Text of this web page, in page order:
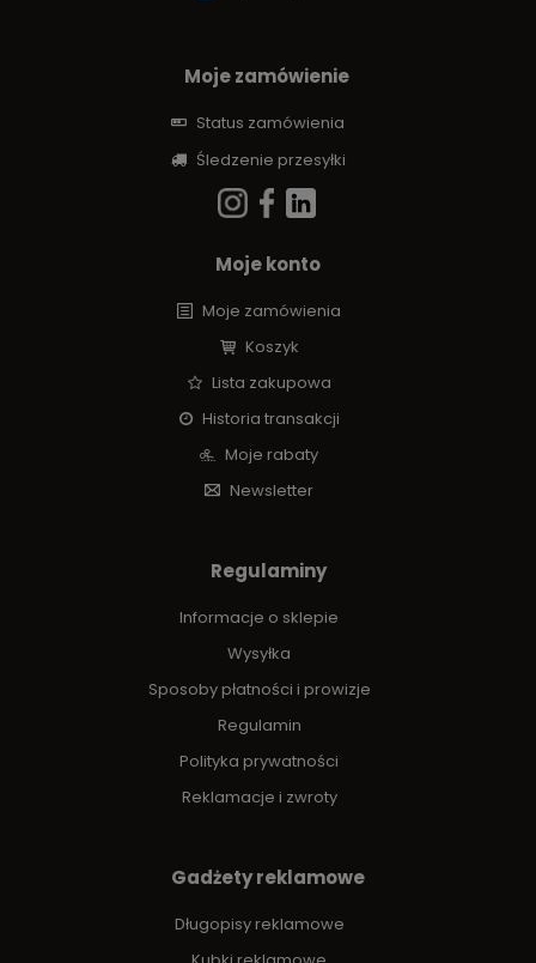
Moje zamówienie
Status zamówienia
Śledzenie przesyłki
Moje konto
Moje zamówienia
Koszyk
Lista zakupowa
Historia transakcji
Moje rabaty
Newsletter
Regulaminy
Informacje o sklepie
Wysyłka
Sposoby płatności i prowizje
Regulamin
Polityka prywatności
Reklamacje i zwroty
Gadżety reklamowe
Długopisy reklamowe